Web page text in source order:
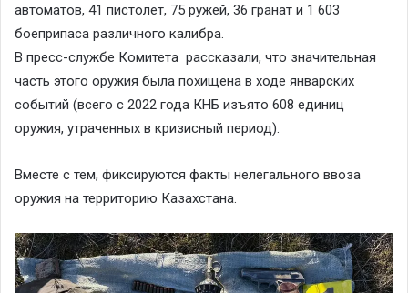
автоматов, 41 пистолет, 75 ружей, 36 гранат и 1 603
боеприпаса различного калибра.
В пресс-службе Комитета рассказали, что значительная
часть этого оружия была похищена в ходе январских
событий (всего с 2022 года КНБ изъято 608 единиц
оружия, утраченных в кризисный период).
Вместе с тем, фиксируются факты нелегального ввоза
оружия на территорию Казахстана.